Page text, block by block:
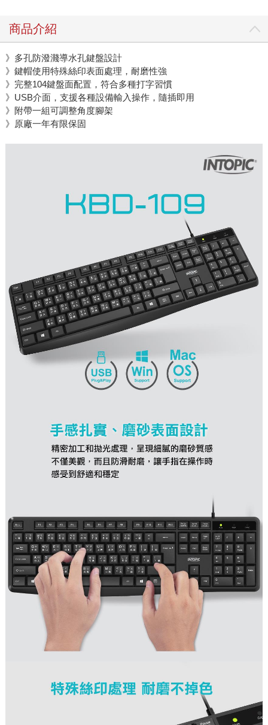
商品介紹
》多孔防潑濺導水孔鍵盤設計
》鍵帽使用特殊絲印表面處理，耐磨性強
》完整104鍵盤面配置，符合多種打字習慣
》USB介面，支援各種設備輸入操作，隨插即用
》附帶一組可調整角度腳架
》原廠一年有限保固